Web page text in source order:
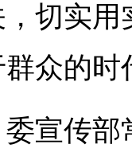
切实
众的时
宣传